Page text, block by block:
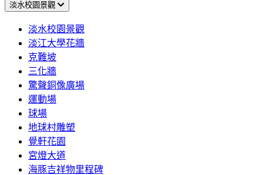
淡水校園景觀
淡水校園景觀
淡江大學花牆
克難坡
三化牆
驚聲銅像廣場
運動場
球場
地球村雕塑
覺軒花園
宮燈大道
海豚吉祥物里程碑